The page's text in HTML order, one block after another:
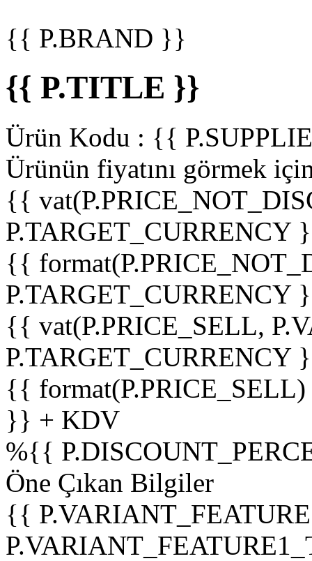
{{ P.BRAND }}
{{ P.TITLE }}
Ürün Kodu : {{
Ürünün fiyatını görmek
{{
P.TARGET_CURRENCY
{{
P.TARGET_CURRENCY
{{ vat(P.PRICE_SELL,
P.TARGET_CURRENCY
{{
}} + KDV
%{{
Öne Çıkan Bilgiler
{{